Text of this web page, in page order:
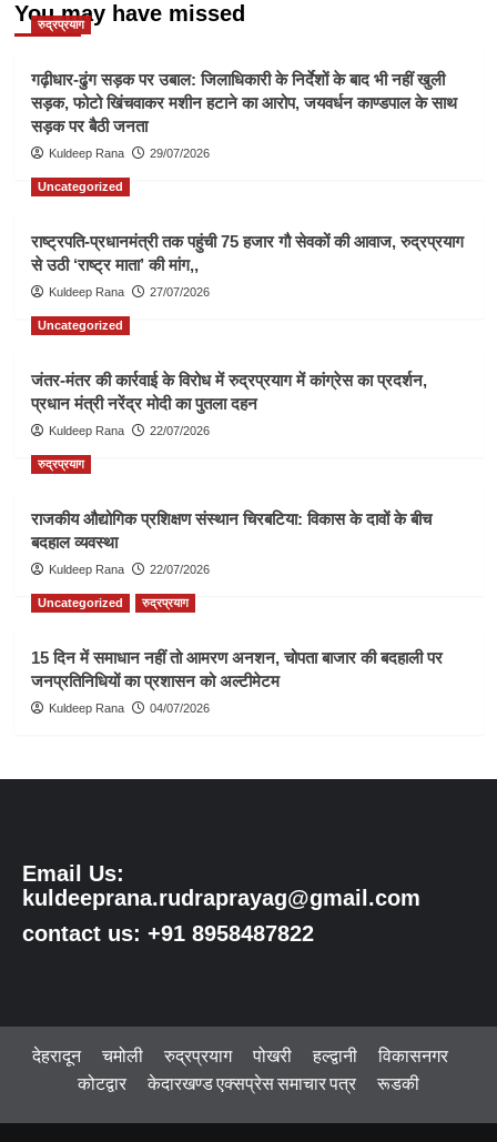
You may have missed
रुद्रप्रयाग
गढ़ीधार-ढुंग सड़क पर उबाल: जिलाधिकारी के निर्देशों के बाद भी नहीं खुली
सड़क, फोटो खिंचवाकर मशीन हटाने का आरोप, जयवर्धन काण्डपाल के साथ
सड़क पर बैठी जनता
Kuldeep Rana 29/07/2026
Uncategorized
राष्ट्रपति-प्रधानमंत्री तक पहुंची 75 हजार गौ सेवकों की आवाज, रुद्रप्रयाग
से उठी ‘राष्ट्र माता’ की मांग,,
Kuldeep Rana 27/07/2026
Uncategorized
जंतर-मंतर की कार्रवाई के विरोध में रुद्रप्रयाग में कांग्रेस का प्रदर्शन,
प्रधान मंत्री नरेंद्र मोदी का पुतला दहन
Kuldeep Rana 22/07/2026
रुद्रप्रयाग
राजकीय औद्योगिक प्रशिक्षण संस्थान चिरबटिया: विकास के दावों के बीच
बदहाल व्यवस्था
Kuldeep Rana 22/07/2026
Uncategorized रुद्रप्रयाग
15 दिन में समाधान नहीं तो आमरण अनशन, चोपता बाजार की बदहाली पर
जनप्रतिनिधियों का प्रशासन को अल्टीमेटम
Kuldeep Rana 04/07/2026
Email Us:
kuldeeprana.rudraprayag@gmail.com
contact us: +91 8958487822
देहरादून चमोली रुद्रप्रयाग पोखरी हल्द्वानी
विकासनगर
कोटद्वार
केदारखण्ड एक्सप्रेस समाचार पत्र रूडकी